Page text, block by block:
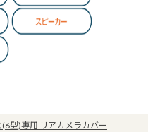
(6型)専用 リアカメラカバー